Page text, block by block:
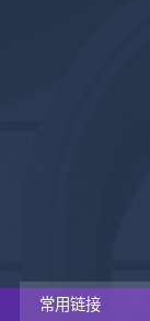
常用链接